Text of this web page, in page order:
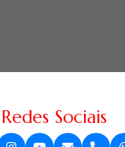
Redes Sociais